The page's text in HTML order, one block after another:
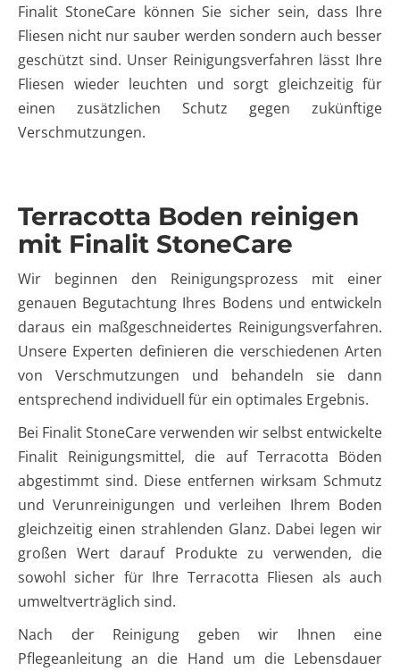
Finalit StoneCare können Sie sicher sein, dass Ihre
Fliesen nicht nur sauber werden sondern auch besser
geschützt sind. Unser Reinigungsverfahren lässt Ihre
Fliesen wieder leuchten und sorgt gleichzeitig für
einen zusätzlichen Schutz gegen zukünftige
Verschmutzungen.
Terracotta Boden reinigen
mit Finalit StoneCare
Wir beginnen den Reinigungsprozess mit einer
genauen Begutachtung Ihres Bodens und entwickeln
daraus ein maßgeschneidertes Reinigungsverfahren.
Unsere Experten definieren die verschiedenen Arten
von Verschmutzungen und behandeln sie dann
entsprechend individuell für ein optimales Ergebnis.
Bei Finalit StoneCare verwenden wir selbst entwickelte
Finalit Reinigungsmittel, die auf Terracotta Böden
abgestimmt sind. Diese entfernen wirksam Schmutz
und Verunreinigungen und verleihen Ihrem Boden
gleichzeitig einen strahlenden Glanz. Dabei legen wir
großen Wert darauf Produkte zu verwenden, die
sowohl sicher für Ihre Terracotta Fliesen als auch
umweltverträglich sind.
Nach der Reinigung geben wir Ihnen eine
Pflegeanleitung an die Hand um die Lebensdauer